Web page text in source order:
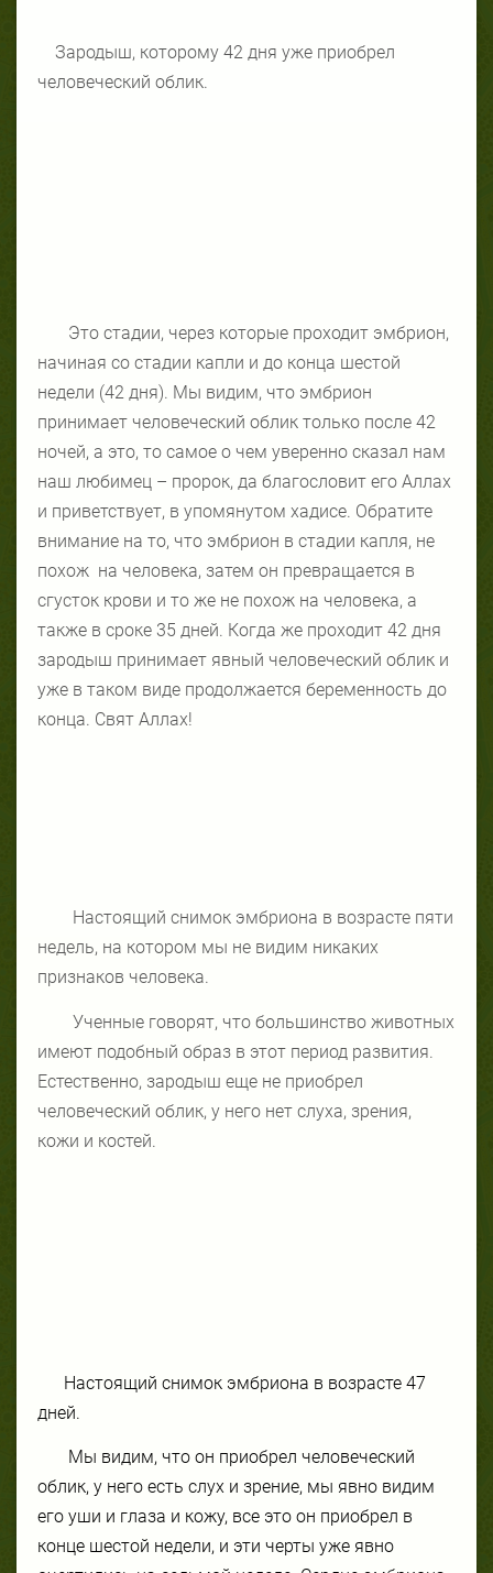
Зародыш, которому 42 дня уже приобрел
человеческий облик.
Это стадии, через которые проходит эмбрион,
начиная со стадии капли и до конца шестой
недели (42 дня). Мы видим, что эмбрион
принимает человеческий облик только после 42
ночей, а это, то самое о чем уверенно сказал нам
наш любимец – пророк, да благословит его Аллах
и приветствует, в упомянутом хадисе. Обратите
внимание на то, что эмбрион в стадии капля, не
похож на человека, затем он превращается в
сгусток крови и то же не похож на человека, а
также в сроке 35 дней. Когда же проходит 42 дня
зародыш принимает явный человеческий облик и
уже в таком виде продолжается беременность до
конца. Свят Аллах!
Настоящий снимок эмбриона в возрасте пяти
недель, на котором мы не видим никаких
признаков человека.
Ученные говорят, что большинство животных
имеют подобный образ в этот период развития.
Естественно, зародыш еще не приобрел
человеческий облик, у него нет слуха, зрения,
кожи и костей.
Настоящий снимок эмбриона в возрасте 47
дней.
Мы видим, что он приобрел человеческий
облик, у него есть слух и зрение, мы явно видим
его уши и глаза и кожу, все это он приобрел в
конце шестой недели, и эти черты уже явно